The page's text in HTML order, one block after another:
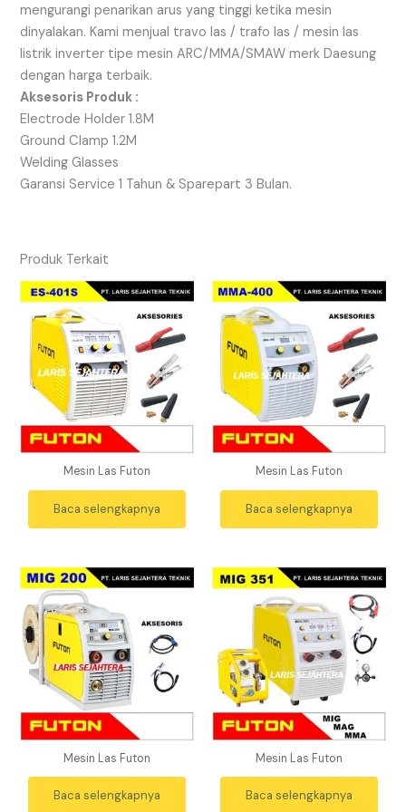
mengurangi penarikan arus yang tinggi ketika mesin
dinyalakan. Kami menjual travo las / trafo las / mesin las
listrik inverter tipe mesin ARC/MMA/SMAW merk Daesung
dengan harga terbaik.
Aksesoris Produk :
Electrode Holder 1.8M
Ground Clamp 1.2M
Welding Glasses
Garansi Service 1 Tahun & Sparepart 3 Bulan.
Produk Terkait
Mesin Las Futon
Baca selengkapnya
Mesin Las Futon
Baca selengkapnya
Mesin Las Futon
Baca selengkapnya
Mesin Las Futon
Baca selengkapnya